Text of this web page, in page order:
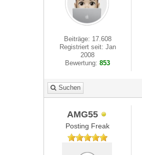
Beiträge: 17.608
Registriert seit: Jan
2008
Bewertung:853
Suchen
AMG55
Posting Freak